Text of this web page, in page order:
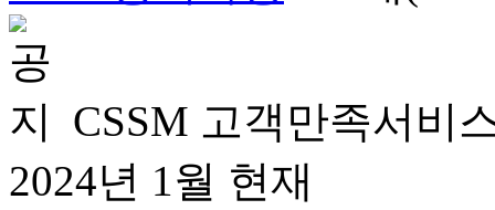
CSSM 고객만족서비
2024년 1월 현재